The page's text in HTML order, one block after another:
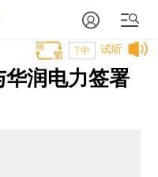
试听
T中
润电力签署